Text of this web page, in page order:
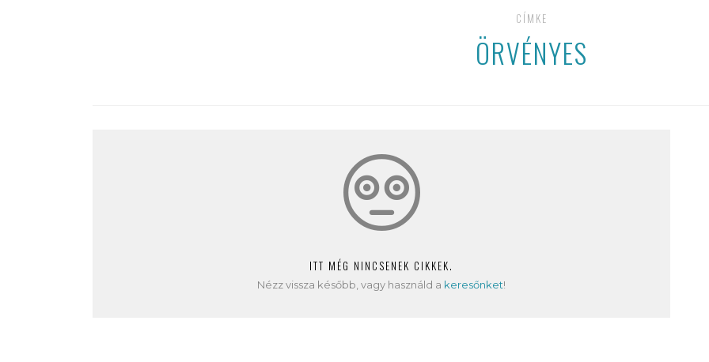
CÍMKE
ÖRVÉNYES
ITT MÉG NINCSENEK CIKKEK.
Nézz vissza később, vagy használd a keresőnket!